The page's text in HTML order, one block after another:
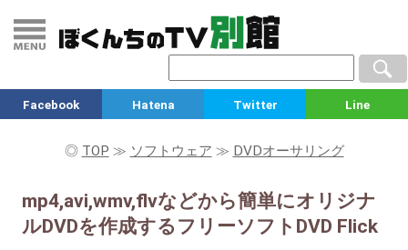
Facebook Hatena Twitter Line
◎ TOP ≫ ソフトウェア ≫ DVDオーサリング
mp4,avi,wmv,flvなどから簡単にオリジナ
ルDVDを作成するフリーソフトDVD Flick